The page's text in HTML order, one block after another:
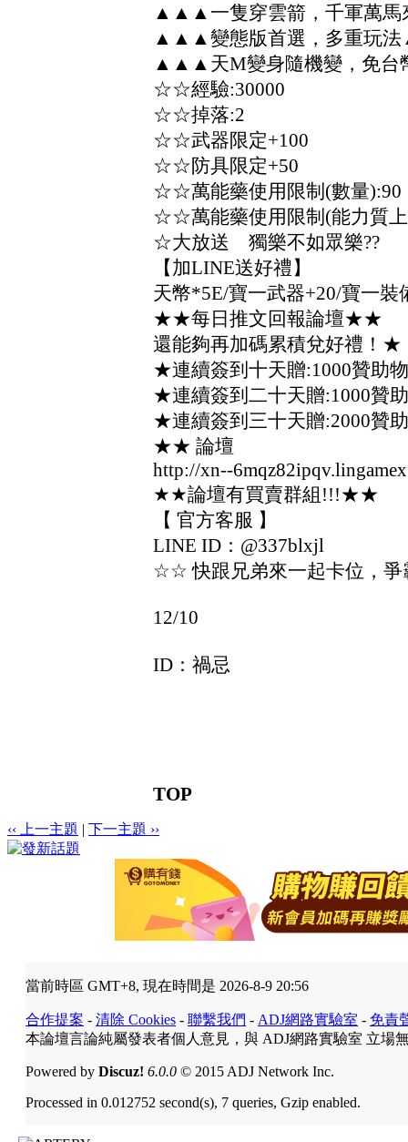
▲▲▲一隻穿雲箭，千軍萬
▲▲▲變態版首選，多重玩
▲▲▲天M變身隨機變，免
☆☆經驗:30000
☆☆掉落:2
☆☆武器限定+100
☆☆防具限定+50
☆☆萬能藥使用限制(數量):90
☆☆萬能藥使用限制(能力質
☆大放送 獨樂不如眾樂??
【加LINE送好禮】
天幣*5E/寶一武器+20/寶一裝
★★每日推文回報論壇★★
還能夠再加碼累積兌好禮！★
★連續簽到十天贈:1000贊助
★連續簽到二十天贈:1000贊
★連續簽到三十天贈:2000贊
★★ 論壇
http://xn--
★★論壇有買賣群組!!!★★
【 官方客服 】
LINE ID：@337blxjl
☆☆ 快跟兄弟來一起卡位，
12/10
ID：禍忌
TOP
‹‹ 上一主題 | 下一主題 ››
當前時區 GMT+8, 現在時間是 2026-8-9 20:56
合作提案 - 清除 Cookies - 聯繫我們 - ADJ網路實驗室 - 免責
本論壇言論純屬發表者個人意見，與 ADJ網路實驗室 立場
Powered by Discuz! 6.0.0 © 2015 ADJ Network Inc.
Processed in 0.012752 second(s), 7 queries, Gzip enabled.